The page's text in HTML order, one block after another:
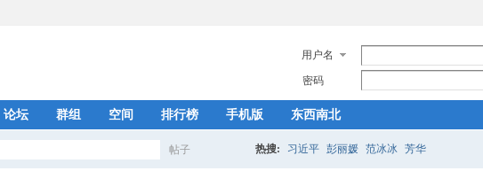
用户名
密码
论坛 群组 空间 排行榜 手机版 东西南北
帖子 热搜: 习近平 彭丽媛 范冰冰 芳华